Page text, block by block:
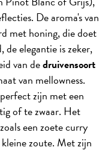
De aroma's van
met honing, die doet
de elegantie is zeker,
van dedruivensoort
van mellowness.
zijn met een
of te zwaar. Het
een zoete curry
zoute. Met zijn